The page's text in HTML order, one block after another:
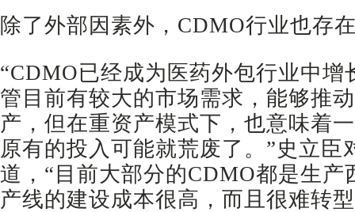
除了外部因素外，CDMO行业也存
“CDMO已经成为医药外包行业中增
管目前有较大的市场需求，能够推
产，但在重资产模式下，也意味着
原有的投入可能就荒废了。”史立臣
道，“目前大部分的CDMO都是生产
产线的建设成本很高，而且很难转